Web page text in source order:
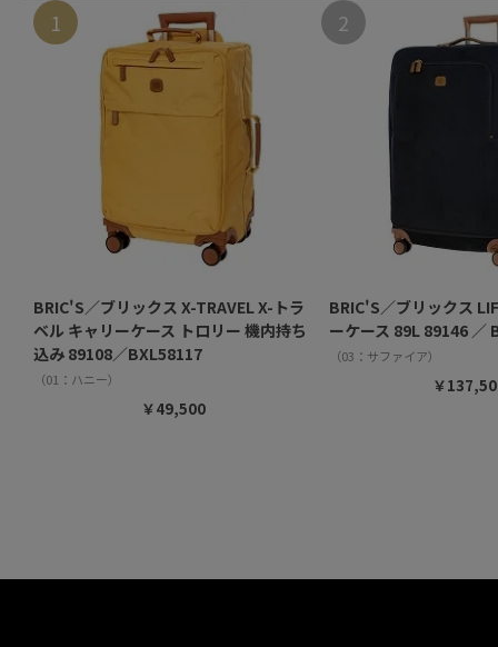
BRIC'S／ブリックス X-TRAVEL X-トラ
ベル キャリーケース トロリー 機内持ち
込み 89108／BXL58117
（01：ハニー）
￥49,500
BRIC'S／ブリックス
ーケース 89L 89146 ／
（03：サファイア）
￥